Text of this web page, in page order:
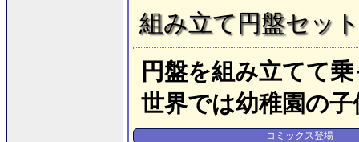
組み立て円盤セット
円盤を組み立てて
世界では幼稚園の
コミックス登場